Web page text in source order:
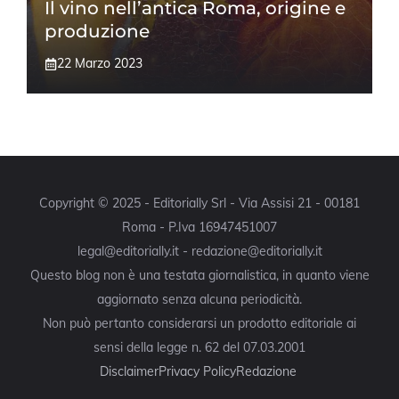
Il vino nell’antica Roma, origine e
produzione
22 Marzo 2023
Copyright © 2025 - Editorially Srl - Via Assisi 21 - 00181
Roma - P.Iva 16947451007
legal@editorially.it - redazione@editorially.it
Questo blog non è una testata giornalistica, in quanto viene
aggiornato senza alcuna periodicità.
Non può pertanto considerarsi un prodotto editoriale ai
sensi della legge n. 62 del 07.03.2001
DisclaimerPrivacy PolicyRedazione